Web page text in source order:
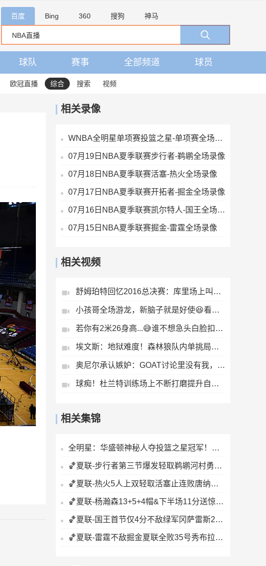
百度 Bing 360 搜狗 神马
球队 赛事 全部频道 球员
欧冠直播 综合 搜索 视频
相关录像
WNBA全明星单项赛投篮之星-单项赛全场录像
07月19日NBA夏季联赛步行者-鹈鹕全场录像
07月18日NBA夏季联赛活塞-热火全场录像
07月17日NBA夏季联赛开拓者-掘金全场录像
07月16日NBA夏季联赛凯尔特人-国王全场录像
07月15日NBA夏季联赛掘金-雷霆全场录像
相关视频
舒姆珀特回忆2016总决赛：库里场上叫我碧池，克莱真的准备要揍我
小孩哥全场游龙，新脑子就是好使😆看完后：小孩哥你还收徒吗？
若你有2米26身高...😅谁不想急头白脸扣个篮啊？#张子宇
埃文斯：地狱难度！森林狼队内单挑局，三球华子麦丹展示进攻~
奥尼尔承认嫉妒：GOAT讨论里没有我，只有乔丹、詹姆斯和科比
球痴！杜兰特训练场上不断打磨提升自己的篮球技术
相关集锦
全明星：华盛顿神秘人夺投篮之星冠军！福德夺得三分大赛冠军！
🏀夏联-步行者第三节爆发轻取鹈鹕河村勇辉5+5+12斯劳森22分
🏀夏联-热火5人上双轻取活塞止连败唐纳森20+8+10奥科里27分
🏀夏联-杨瀚森13+5+4帽&下半场11分送惊艳妙传开拓者力克掘金
🏀夏联-国王首节仅4分不敌绿军冈萨雷斯24+10+5塞纳克10+12
🏀夏联-雷霆不敌掘金夏联全败35号秀布拉齐尔32+6马拉14+7+6